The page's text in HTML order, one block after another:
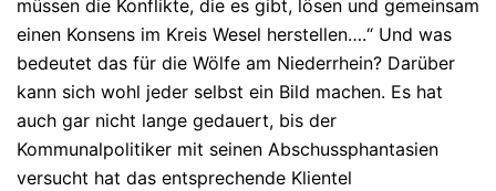
müssen die Konflikte, die es gibt, lösen und gemeinsam
einen Konsens im Kreis Wesel herstellen….“ Und was
bedeutet das für die Wölfe am Niederrhein? Darüber
kann sich wohl jeder selbst ein Bild machen. Es hat
auch gar nicht lange gedauert, bis der
Kommunalpolitiker mit seinen Abschussphantasien
versucht hat das entsprechende Klientel